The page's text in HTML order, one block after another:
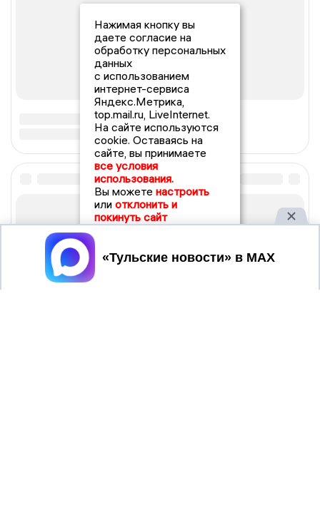
Нажимая кнопку вы
даете согласие на
обработку персональных
данных
с использованием
интернет-сервиса
Яндекс.Метрика,
top.mail.ru, LiveInternet.
На сайте используются
cookie. Оставаясь на
сайте, вы принимаете
все условия
использования.
Вы можете настроить
или отклонить и
покинуть сайт
Принять